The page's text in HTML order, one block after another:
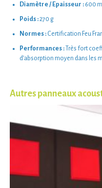
Diamètre / Epaisseur : 600
Poids :270 g
Normes : Certification Feu
Performances :Très fort
d’absorption moyen dans les
Autres panneaux